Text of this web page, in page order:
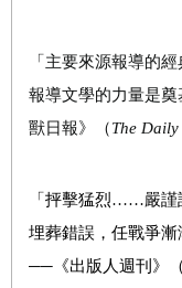
「主要來源報導的
報導文學的力量是
獸日報》（The Daily
「抨擊猛烈……嚴謹
埋葬錯誤，任戰爭漸
── 《出版人週刊》（